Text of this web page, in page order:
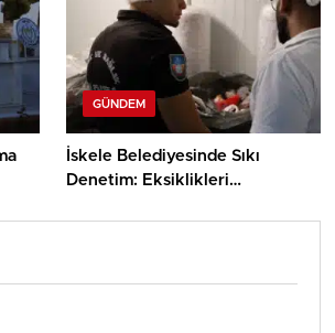
GÜNDEM
İskele Belediyesinde Sıkı
Denetim: Eksiklikleri